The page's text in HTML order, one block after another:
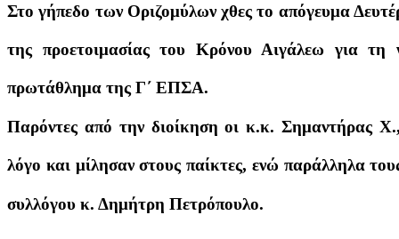
Στο γήπεδο των Οριζομύλων χθες το απόγευμα
της προετοιμασίας του Κρόνου Αιγάλεω για τη
πρωτάθλημα της Γ΄ ΕΠΣΑ.
Παρόντες από την διοίκηση οι κ.κ. Σημαντήρας
λόγο και μίλησαν στους παίκτες, ενώ παράλληλα
συλλόγου κ. Δημήτρη Πετρόπουλο.